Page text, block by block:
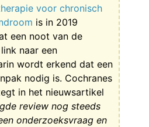
voor chronisch
is in 2019
een noot van de
naar een
wordt erkend dat een
nodig is. Cochranes
in het nieuwsartikel
review nog steeds
onderzoeksvraag en